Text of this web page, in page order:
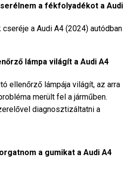
a fékfolyadékot a Audi
a Audi A4 (2024) autódban
lámpa világít a Audi A4
ellenőrző lámpája világít, az arra
merült fel a járműben.
diagnosztizáltatni a
a gumikat a Audi A4